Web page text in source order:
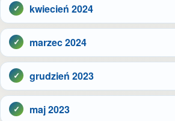
kwiecień 2024
marzec 2024
grudzień 2023
maj 2023